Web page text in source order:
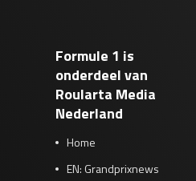
Formule 1 is
onderdeel van
Roularta Media
Nederland
Home
EN: Grandprixnews